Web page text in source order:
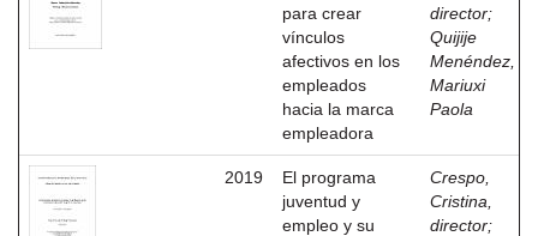
para crear
vínculos
afectivos en los
empleados
hacia la marca
empleadora
director;
Quijije
Menéndez,
Mariuxi
Paola
2019
El programa
juventud y
empleo y su
Crespo,
Cristina,
director;